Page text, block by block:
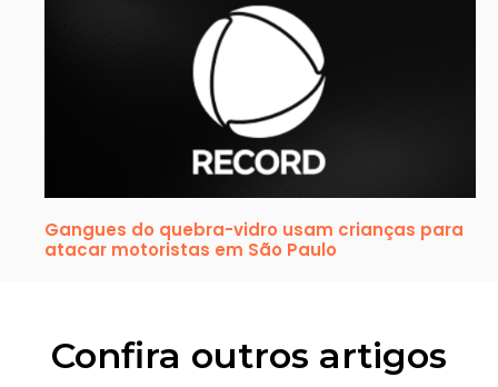
Gangues do quebra-vidro usam crianças para
atacar motoristas em São Paulo
Confira outros artigos